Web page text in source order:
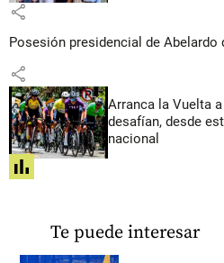
share
Posesión presidencial de Abelardo
share
Arranca la Vuelta
desafían, desde
nacional
share
Te puede interesar